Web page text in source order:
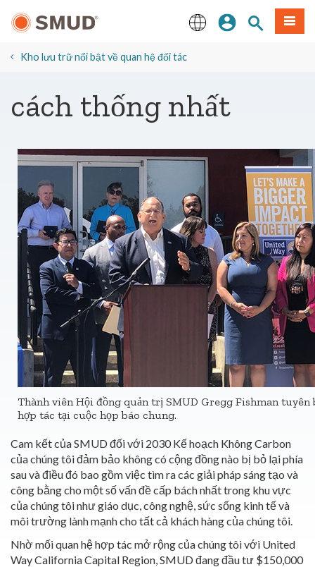
đến
dung
Đăng nhập
Tìm trangThực
Kho lưu trữ nổi bật về quan hệ đối tác
cách thống nhất
Thành viên Hội đồng quản trị SMUD Gregg Fishman tuyên
hợp tác tại cuộc họp báo chung.
Cam kết của SMUD đối với 2030 Kế hoạch Không Carbon
của chúng tôi đảm bảo không có cộng đồng nào bị bỏ lại phía
sau và điều đó bao gồm việc tìm ra các giải pháp sáng tạo và
công bằng cho một số vấn đề cấp bách nhất trong khu vực
của chúng tôi như giáo dục, công nghệ, sức sống kinh tế và
môi trường lành mạnh cho tất cả khách hàng của chúng tôi.
Nhờ mối quan hệ hợp tác mở rộng của chúng tôi với United
Way California Capital Region, SMUD đang đầu tư $150,000